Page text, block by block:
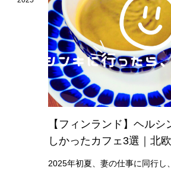
【フィンランド】ヘル
しかったカフェ3選｜北
ー体験
2025年初夏、妻の仕事に同行し